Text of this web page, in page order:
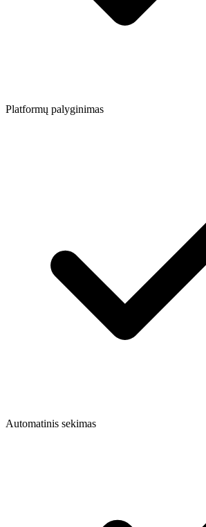
Platformų palyginimas
Automatinis sekimas